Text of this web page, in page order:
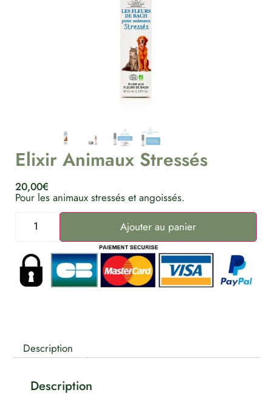
Elixir Animaux Stressés
20,00€
Pour les animaux stressés et angoissés.
Ajouter au panier
Description
Description